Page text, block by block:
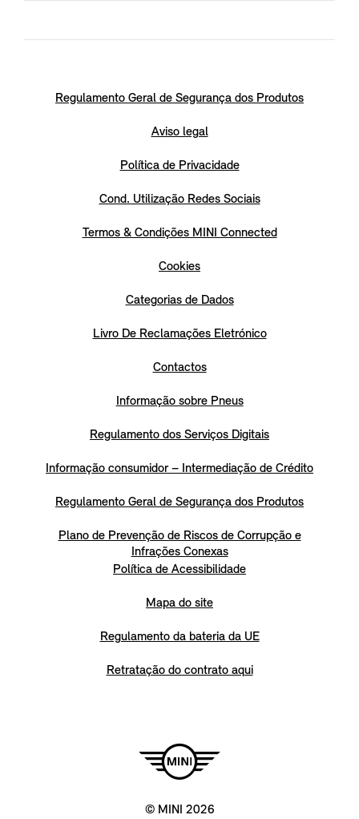
Regulamento Geral de Segurança dos Produtos
Aviso legal
Política de Privacidade
Cond. Utilização Redes Sociais
Termos & Condições MINI Connected
Cookies
Categorias de Dados
Livro De Reclamações Eletrónico
Contactos
Informação sobre Pneus
Regulamento dos Serviços Digitais
Informação consumidor – Intermediação de Crédito
Regulamento Geral de Segurança dos Produtos
Plano de Prevenção de Riscos de Corrupção e
Infrações Conexas
Política de Acessibilidade
Mapa do site
Regulamento da bateria da UE
Retratação do contrato aqui
© MINI 2026